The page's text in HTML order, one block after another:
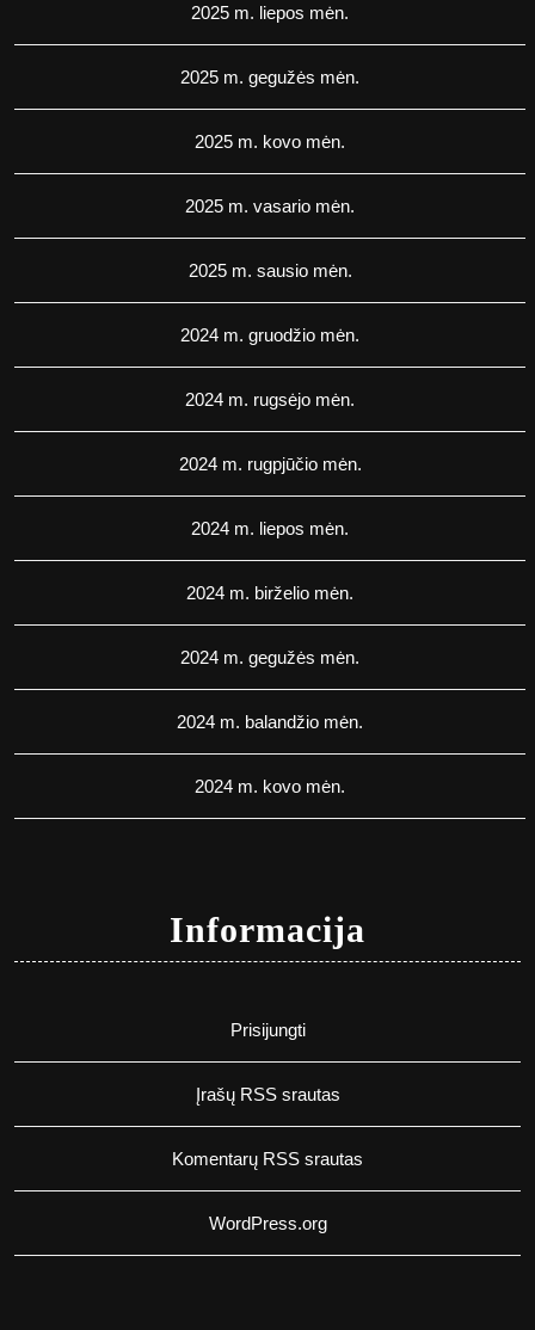
2025 m. liepos mėn.
2025 m. gegužės mėn.
2025 m. kovo mėn.
2025 m. vasario mėn.
2025 m. sausio mėn.
2024 m. gruodžio mėn.
2024 m. rugsėjo mėn.
2024 m. rugpjūčio mėn.
2024 m. liepos mėn.
2024 m. birželio mėn.
2024 m. gegužės mėn.
2024 m. balandžio mėn.
2024 m. kovo mėn.
Informacija
Prisijungti
Įrašų RSS srautas
Komentarų RSS srautas
WordPress.org